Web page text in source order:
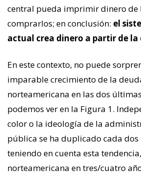
central pueda imprimir dinero de
comprarlos; en conclusión: el
actual crea dinero a partir de la
En este contexto, no puede
imparable crecimiento de la
norteamericana en las dos
podemos ver en la Figura 1.
color o la ideología de la
pública se ha duplicado cada dos
teniendo en cuenta esta
norteamericana en tres/cuatro